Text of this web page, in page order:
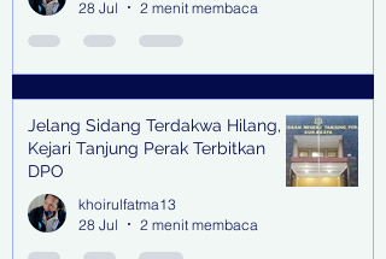
28 Jul
2 menit membaca
Jelang Sidang Terdakwa Hilang,
Kejari Tanjung Perak Terbitkan
DPO
khoirulfatma13
28 Jul
2 menit membaca